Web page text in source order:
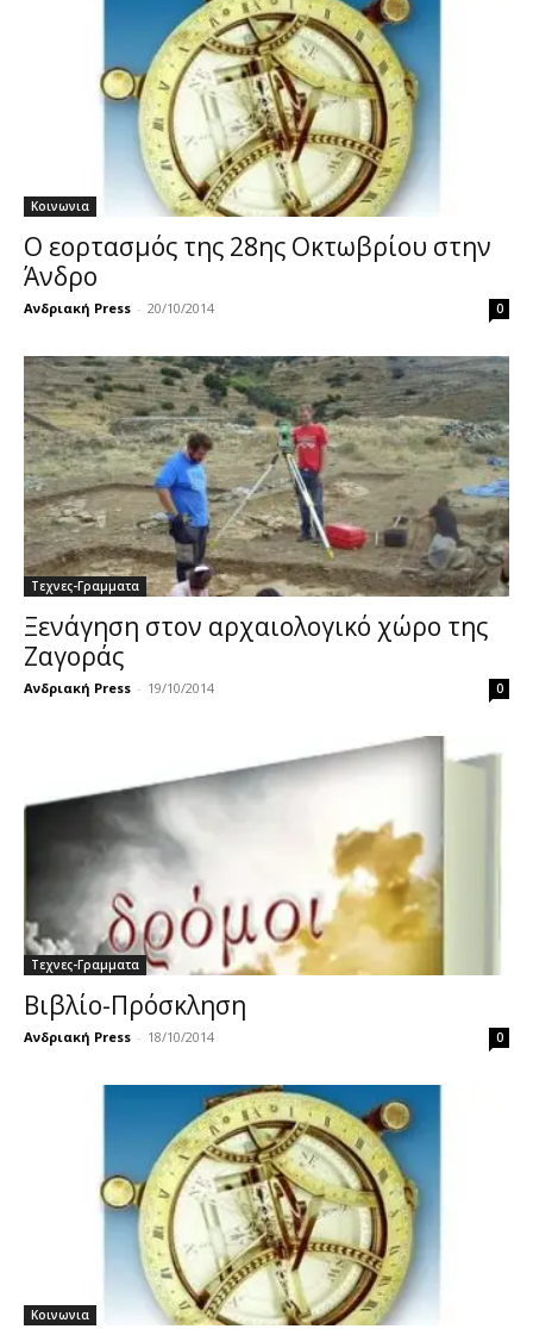
Κοινωνια
Ο εορτασμός της 28ης Οκτωβρίου στην
Άνδρο
Ανδριακή Press - 20/10/2014 0
Τεχνες-Γραμματα
Ξενάγηση στον αρχαιολογικό χώρο της
Ζαγοράς
Ανδριακή Press - 19/10/2014 0
Τεχνες-Γραμματα
Βιβλίο-Πρόσκληση
Ανδριακή Press - 18/10/2014 0
Κοινωνια